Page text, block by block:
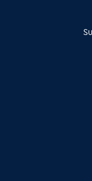
relation qualifiée